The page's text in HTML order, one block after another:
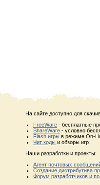
На сайте доступно для
FreeWare - бесплатные
ShareWare - условно
Flash игры в режиме On-
Чит коды и обзоры игр
Наши разработки и проекты:
Агент почтовых
Создание дистрибутива
Форум разработчиков и